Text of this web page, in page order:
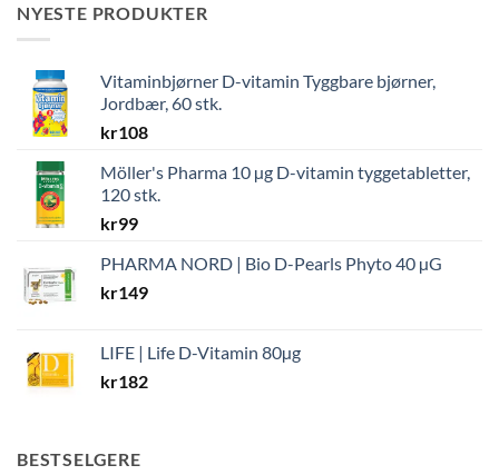
NYESTE PRODUKTER
Vitaminbjørner D-vitamin Tyggbare bjørner,
Jordbær, 60 stk.
kr108
Möller's Pharma 10 µg D-vitamin tyggetabletter,
120 stk.
kr99
PHARMA NORD | Bio D-Pearls Phyto 40 µG
kr149
LIFE | Life D-Vitamin 80µg
kr182
BESTSELGERE